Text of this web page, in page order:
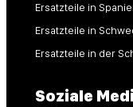
Ersatzteile in
Ersatzteile in
Ersatzteile in der
Soziale